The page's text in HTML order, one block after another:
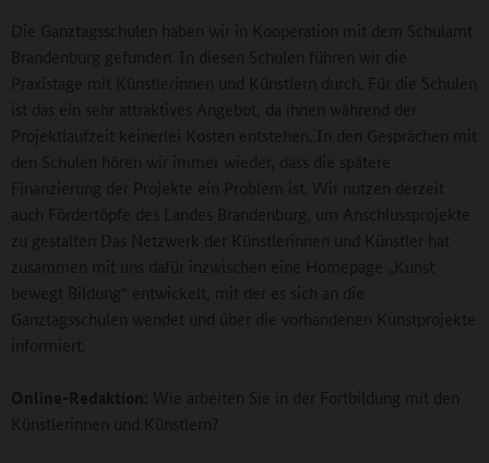
Die Ganztagsschulen haben wir in Kooperation mit dem Schulamt
Brandenburg gefunden. In diesen Schulen führen wir die
Praxistage mit Künstlerinnen und Künstlern durch. Für die Schulen
ist das ein sehr attraktives Angebot, da ihnen während der
Projektlaufzeit keinerlei Kosten entstehen. In den Gesprächen mit
den Schulen hören wir immer wieder, dass die spätere
Finanzierung der Projekte ein Problem ist. Wir nutzen derzeit
auch Fördertöpfe des Landes Brandenburg, um Anschlussprojekte
zu gestalten Das Netzwerk der Künstlerinnen und Künstler hat
zusammen mit uns dafür inzwischen eine Homepage „Kunst
bewegt Bildung“ entwickelt, mit der es sich an die
Ganztagsschulen wendet und über die vorhandenen Kunstprojekte
informiert.
Online-Redaktion: Wie arbeiten Sie in der Fortbildung mit den
Künstlerinnen und Künstlern?